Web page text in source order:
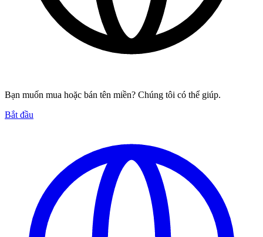
Bạn muốn mua hoặc bán tên miền? Chúng tôi có thể giúp.
Bắt đầu